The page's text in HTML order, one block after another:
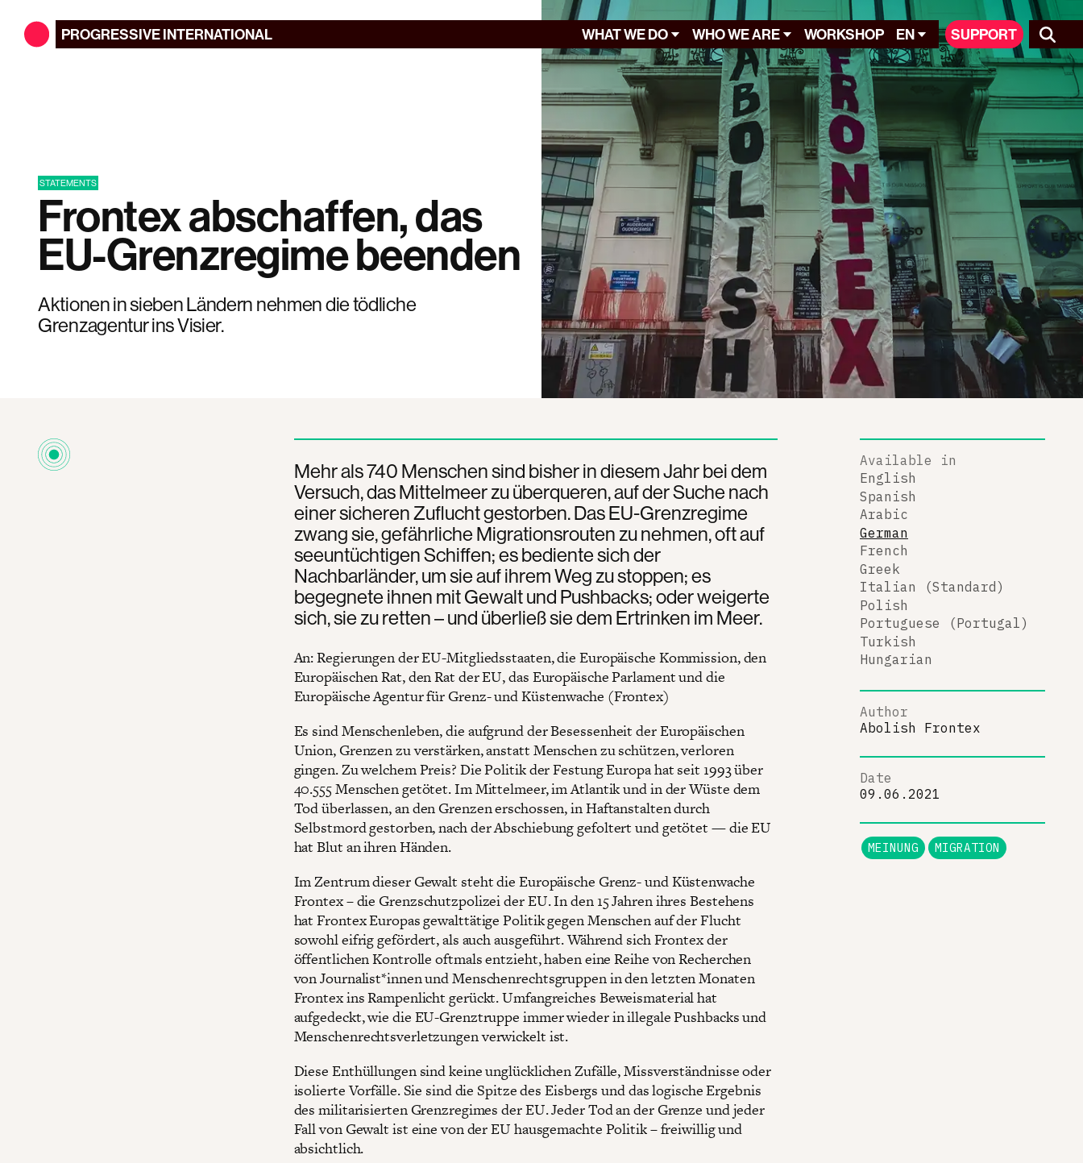
PROGRESSIVEINTERNATIONAL WHAT WE DO WHO WE ARE WORKSHOP EN SUPPORT
STATEMENTS
Frontex abschaffen, das
EU-Grenzregime beenden
Aktionen in sieben Ländern nehmen die tödliche
Grenzagentur ins Visier.
Mehr als 740 Menschen sind bisher in diesem Jahr bei dem
Versuch, das Mittelmeer zu überqueren, auf der Suche nach
einer sicheren Zuflucht gestorben. Das EU-Grenzregime
zwang sie, gefährliche Migrationsrouten zu nehmen, oft auf
seeuntüchtigen Schiffen; es bediente sich der
Nachbarländer, um sie auf ihrem Weg zu stoppen; es
begegnete ihnen mit Gewalt und Pushbacks; oder weigerte
sich, sie zu retten – und überließ sie dem Ertrinken im Meer.
An: Regierungen der EU-Mitgliedsstaaten, die Europäische Kommission, den
Europäischen Rat, den Rat der EU, das Europäische Parlament und die
Europäische Agentur für Grenz- und Küstenwache (Frontex)
Es sind Menschenleben, die aufgrund der Besessenheit der Europäischen
Union, Grenzen zu verstärken, anstatt Menschen zu schützen, verloren
gingen. Zu welchem Preis? Die Politik der Festung Europa hat seit 1993 über
40.555 Menschen getötet. Im Mittelmeer, im Atlantik und in der Wüste dem
Tod überlassen, an den Grenzen erschossen, in Haftanstalten durch
Selbstmord gestorben, nach der Abschiebung gefoltert und getötet — die EU
hat Blut an ihren Händen.
Im Zentrum dieser Gewalt steht die Europäische Grenz- und Küstenwache
Frontex – die Grenzschutzpolizei der EU. In den 15 Jahren ihres Bestehens
hat Frontex Europas gewalttätige Politik gegen Menschen auf der Flucht
sowohl eifrig gefördert, als auch ausgeführt. Während sich Frontex der
öffentlichen Kontrolle oftmals entzieht, haben eine Reihe von Recherchen
von Journalist*innen und Menschenrechtsgruppen in den letzten Monaten
Frontex ins Rampenlicht gerückt. Umfangreiches Beweismaterial hat
aufgedeckt, wie die EU-Grenztruppe immer wieder in illegale Pushbacks und
Menschenrechtsverletzungen verwickelt ist.
Diese Enthüllungen sind keine unglücklichen Zufälle, Missverständnisse oder
isolierte Vorfälle. Sie sind die Spitze des Eisbergs und das logische Ergebnis
des militarisierten Grenzregimes der EU. Jeder Tod an der Grenze und jeder
Fall von Gewalt ist eine von der EU hausgemachte Politik – freiwillig und
absichtlich.
Available in
English
Spanish
Arabic
German
French
Greek
Italian (Standard)
Polish
Portuguese (Portugal)
Turkish
Hungarian
Author
Abolish Frontex
Date
09.06.2021
MEINUNG MIGRATION